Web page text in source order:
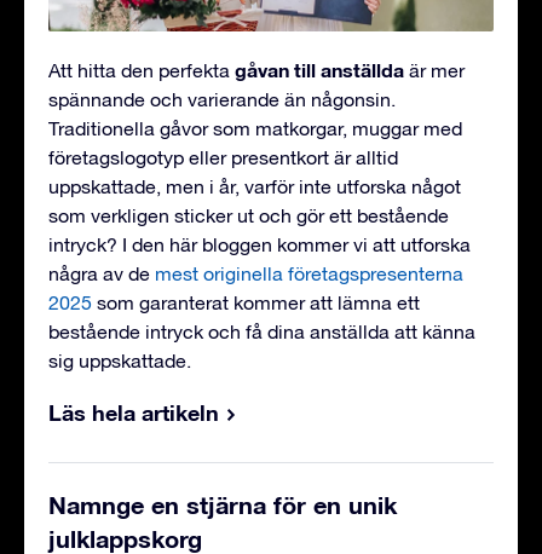
Att hitta den perfekta gåvan till anställda är mer
spännande och varierande än någonsin.
Traditionella gåvor som matkorgar, muggar med
företagslogotyp eller presentkort är alltid
uppskattade, men i år, varför inte utforska något
som verkligen sticker ut och gör ett bestående
intryck? I den här bloggen kommer vi att utforska
några av de mest originella företagspresenterna
2025 som garanterat kommer att lämna ett
bestående intryck och få dina anställda att känna
sig uppskattade.
Läs hela artikeln
Namnge en stjärna för en unik
julklappskorg